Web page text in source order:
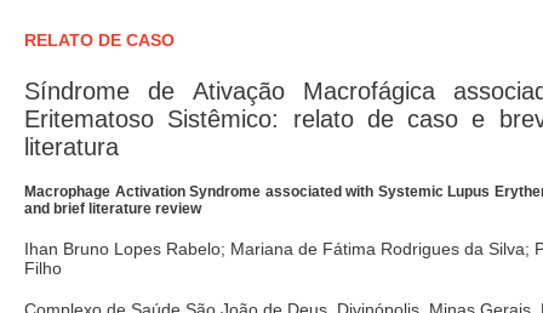
RELATO DE CASO
Síndrome de Ativação Macrofágica
Eritematoso Sistêmico: relato de caso e
literatura
Macrophage Activation Syndrome associated with Systemic Lupus
and brief literature review
Ihan Bruno Lopes Rabelo; Mariana de Fátima Rodrigues da Silva;
Filho